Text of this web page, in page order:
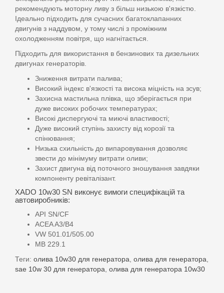
рекомендують моторну ливу з більш низькою в'язкістю.
Ідеально підходить для сучасних багатоклапанних
двигунів з наддувом, у тому числі з проміжним
охолодженням повітря, що нагнітається.
Підходить для використання в бензинових та дизельних
двигунах генераторів.
Зниження витрати палива;
Високий індекс в'язкості та висока міцність на зсув;
Захисна мастильна плівка, що зберігається при
дуже високих робочих температурах;
Високі диспергуючі та миючі властивості;
Дуже високий ступінь захисту від корозії та
спінювання;
Низька схильність до випаровування дозволяє
звести до мінімуму витрати оливи;
Захист двигуна від поточного зношування завдяки
компоненту ревіталізант.
XADO 10w30 SN виконує вимоги специфікацій та
автовиробників:
API SN/CF
ACEA A3/B4
VW 501.01/505.00
MB 229.1
Теги: олива 10w30 для генератора олива для генератора
sae 10w 30 для генератора олива для генератора 10w30